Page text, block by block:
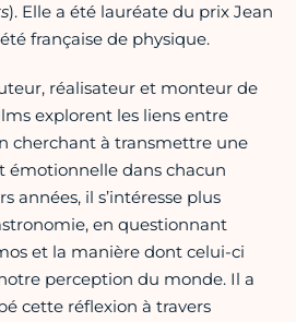
). Elle a été lauréate du prix Jean
française de physique.
réalisateur et monteur de
explorent les liens entre
cherchant à transmettre une
émotionnelle dans chacun
années, il s’intéresse plus
en questionnant
et la manière dont celui-ci
perception du monde. Il a
cette réflexion à travers